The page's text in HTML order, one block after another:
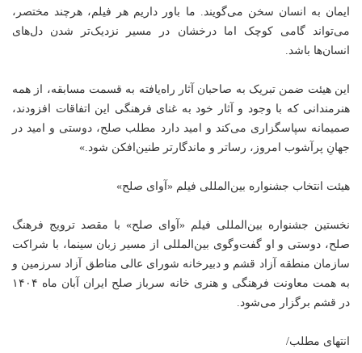
ایمان به انسان سخن می‌گویند. ما باور داریم هر فیلم، هرچند مختصر،
می‌تواند گامی کوچک اما درخشان در مسیر نزدیک‌تر شدن دل‌های
انسان‌ها باشد.
این هیئت ضمن تبریک به صاحبان آثار راه‌یافته به قسمت مسابقه، از همه
هنرمندانی که با وجود و آثار خود به غنای فرهنگی این اتفاقات افزودند،
صمیمانه سپاسگزاری می‌کند و امید دارد مطلب صلح، دوستی و امید در
جهانِ پرآشوب امروز، رساتر و ماندگارتر طنین‌افکن شود.»
هیئت انتخاب جشنواره بین‌المللی فیلم «آوای صلح»
نخستین جشنواره بین‌المللی فیلم «آوای صلح» با مقصد ترویج فرهنگ
صلح، دوستی و او گفت‌وگوی بین‌المللی از مسیر زبان سینما، با شراکت
سازمان منطقه آزاد قشم و دبیرخانه شورای عالی مناطق آزاد سرزمین و
به همت معاونت فرهنگی و هنری خانه سرباز صلح ایران آبان ماه ۱۴۰۴
در قشم برگزار می‌شود.
انتهای مطلب/